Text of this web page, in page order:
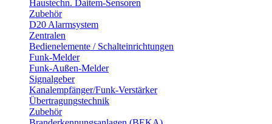
Haustechn. Daitem-Sensoren
Zubehör
D20 Alarmsystem
Zentralen
Bedienelemente / Schalteinrichtungen
Funk-Melder
Funk-Außen-Melder
Signalgeber
Kanalempfänger/Funk-Verstärker
Übertragungstechnik
Zubehör